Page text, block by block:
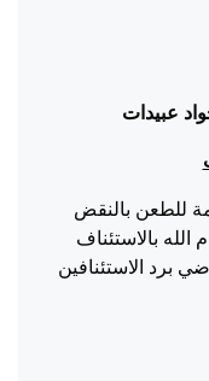
عبيدات
العامة للطعن بالنقض
بالاستئناف
2015، 541/2015والقاضي برد الاستئنافين